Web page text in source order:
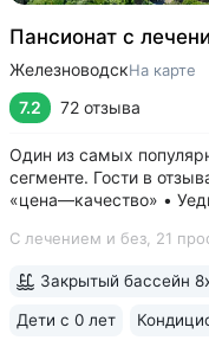
Пансионат с
ЖелезноводскНа карте
7.2 72 отзыва
Один из самых
сегменте. Гости в
«цена—качество» •
заповедника 6 га с
С лечением и без, 21
Закрытый бассейн
Дети с 0 лет